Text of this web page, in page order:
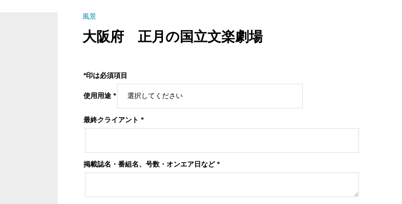
風景
大阪府 正月の国立文楽劇場
*印は必須項目
使用用途 *
最終クライアント *
掲載誌名・番組名、号数・オンエア日など*